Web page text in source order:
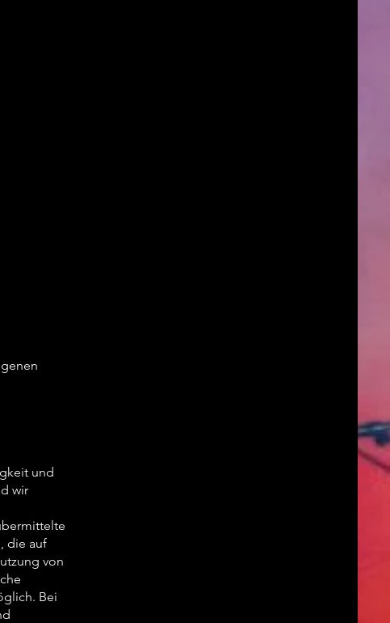
und
wir
die auf
von
Bei